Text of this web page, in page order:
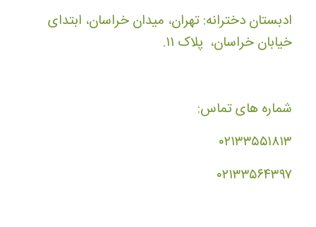
ادبستان دخترانه: تهران، میدان خراسان، ابتدای
خیابان خراسان، پلاک ۱۱.
شماره های تماس:
۰۲۱۳۳۵۵۱۸۱۳
۰۲۱۳۳۵۶۴۳۹۷